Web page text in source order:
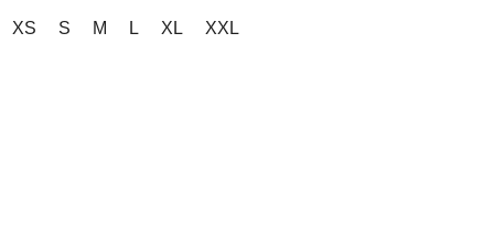
XS S M L XL XXL